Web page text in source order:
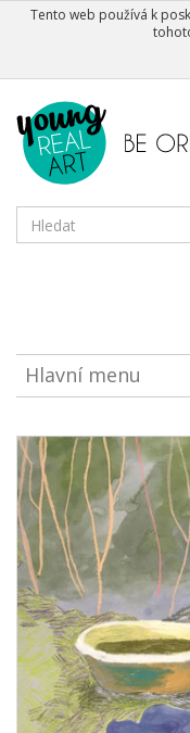
Tento web používá k
Hlavní menu